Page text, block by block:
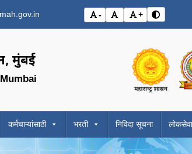
-
अक्षर आकार कमी करा
मूळ अक्षर आकार
+
अक्षर आकार
मुंबई
कर्मचाऱ्यांसाठी भरती निविदा सूचना